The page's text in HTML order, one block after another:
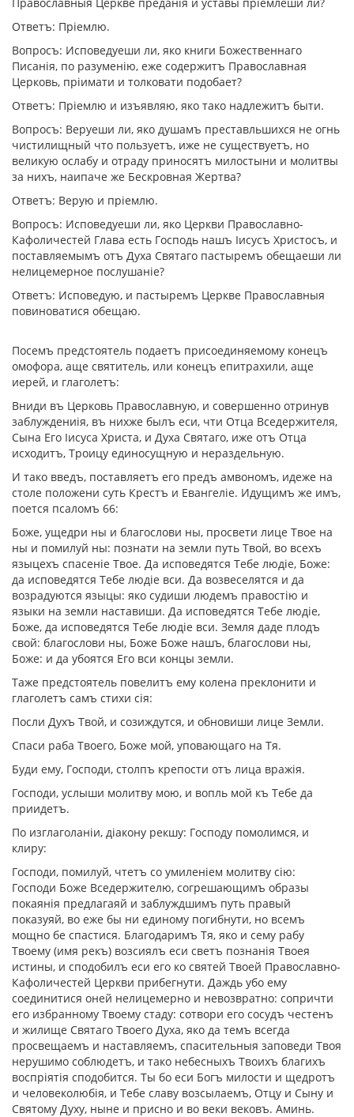
Ответъ: Прiемлю.
Вопросъ: Исповедуеши ли, яко книги Божественнаго
Писанiя, по разуменiю, еже содержитъ Православная
Церковь, прiимати и толковати подобает?
Ответъ: Прiемлю и изъявляю, яко тако надлежитъ быти.
Вопросъ: Веруеши ли, яко душамъ преставльшихся не огнь
чистилищный что пользуетъ, иже не существуетъ, но
великую ослабу и отраду приносятъ милостыни и молитвы
за нихъ, наипаче же Бескровная Жертва?
Ответъ: Верую и прiемлю.
Вопросъ: Исповедуеши ли, яко Церкви Православно-
Кафоличестей Глава есть Господь нашъ Iисусъ Христосъ, и
поставляемымъ отъ Духа Святаго пастыремъ обещаеши ли
нелицемерное послушанiе?
Ответъ: Исповедую, и пастыремъ Церкве Православныя
повиноватися обещаю.
Посемъ предстоятель подаетъ присоединяемому конецъ
омофора, аще святитель, или конецъ епитрахили, аще
иерей, и глаголетъ:
Вниди въ Церковь Православную, и совершенно отринув
заблуждениiя, въ нихже былъ еси, чти Отца Вседержителя,
Сына Его Iисуса Христа, и Духа Святаго, иже отъ Отца
исходитъ, Троицу единосущную и нераздельную.
И тако введъ, поставляетъ его предъ амвономъ, идеже на
столе положени суть Крестъ и Евангелiе. Идущимъ же имъ,
поется псаломъ 66:
Боже, ущедри ны и благослови ны, просвети лице Твое на
ны и помилуй ны: познати на земли путь Твой, во всехъ
языцехъ спасенiе Твое. Да исповедятся Тебе людiе, Боже:
да исповедятся Тебе людiе вси. Да возвеселятся и да
возрадуются языцы: яко судиши людемъ правостiю и
языки на земли наставиши. Да исповедятся Тебе людiе,
Боже, да исповедятся Тебе людiе вси. Земля даде плодъ
свой: благослови ны, Боже Боже нашъ, благослови ны,
Боже: и да убоятся Его вси концы земли.
Таже предстоятель повелитъ ему колена преклонити и
глаголетъ самъ стихи сiя:
Посли Духъ Твой, и созиждутся, и обновиши лице Земли.
Спаси раба Твоего, Боже мой, уповающаго на Тя.
Буди ему, Господи, столпъ крепости отъ лица вражiя.
Господи, услыши молитву мою, и вопль мой къ Тебе да
приидетъ.
По изглаголанiи, дiакону рекшу: Господу помолимся, и
клиру:
Господи, помилуй, чтетъ со умиленiем молитву сiю:
Господи Боже Вседержителю, согрешающимъ образы
покаянiя предлагаяй и заблуждшимъ путь правый
показуяй, во еже бы ни единому погибнути, но всемъ
мощно бе спастися. Благодаримъ Тя, яко и сему рабу
Твоему (имя рекъ) возсиялъ еси светъ познанiя Твоея
истины, и сподобилъ еси его ко святей Твоей Православно-
Кафоличестей Церкви прибегнути. Даждь убо ему
соединитися оней нелицемерно и невозвратно: сопричти
его избранному Твоему стаду: сотвори его сосудъ честенъ
и жилище Святаго Твоего Духа, яко да темъ всегда
просвещаемъ и наставляемъ, спасительныя заповеди Твоя
нерушимо соблюдетъ, и тако небесныхъ Твоихъ благихъ
воспрiятiя сподобится. Ты бо еси Богъ милости и щедротъ
и человеколюбiя, и Тебе славу возсылаемъ, Отцу и Сыну и
Святому Духу, ныне и присно и во веки вековъ. Аминь.